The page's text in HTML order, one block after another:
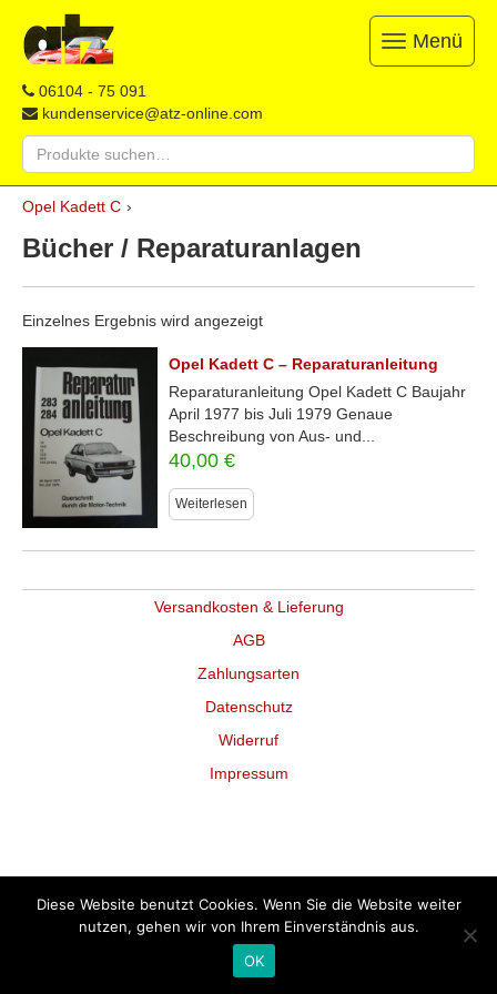
ATZ
Opel-
Ersatzteile
Restauration,
Reparatur
&
Ersatzteile
&
Onlineshop
06104 - 75 091
kundenservice@atz-online.com
Suche
nach:
Toggle
navigation
Menü
Skip
content
Opel Kadett C ›
Bücher / Reparaturanlagen
Einzelnes Ergebnis wird angezeigt
Opel Kadett C – Reparaturanleitung
Reparaturanleitung Opel Kadett C Baujahr
April 1977 bis Juli 1979 Genaue
Beschreibung von Aus- und...
40,00€
Weiterlesen
Versandkosten & Lieferung
AGB
Zahlungsarten
Datenschutz
Widerruf
Impressum
Diese Website benutzt Cookies. Wenn Sie die Website weiter
nutzen, gehen wir von Ihrem Einverständnis aus.
OK